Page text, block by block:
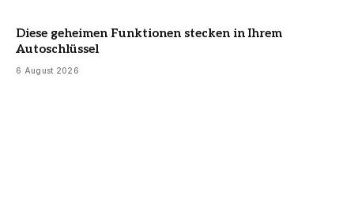
Diese geheimen Funktionen stecken in Ihrem
Autoschlüssel
6 August 2026